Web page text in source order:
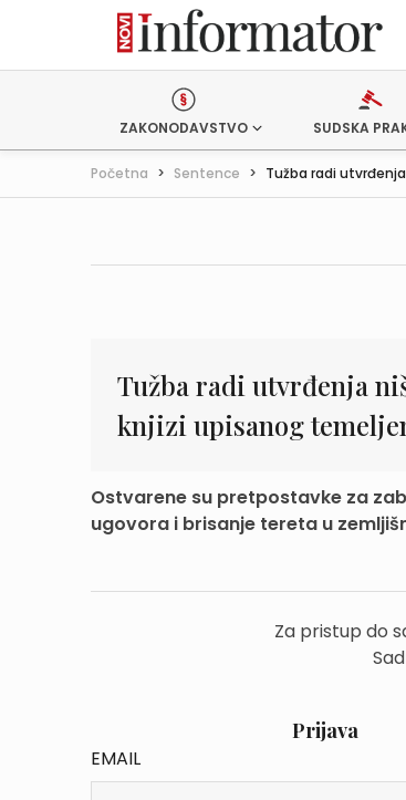
ZAKONODAVSTVO SUDSKA
Početna > Sentence > Tužba radi
Tužba radi utvrđenja
knjizi upisanog
Ostvarene su pretpostavke za
ugovora i brisanje tereta u
Za pristup do
Prijava
EMAIL